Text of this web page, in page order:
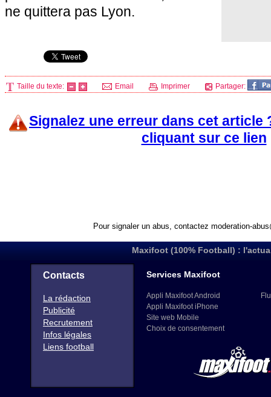
ne quittera pas Lyon.
Taille du texte: Email Imprimer Partager:
Signalez une erreur dans cet article
cliquant sur ce lien
Pour signaler un abus, contactez moderation-
Maxifoot (100% Football) :
Contacts
La rédaction
Publicité
Recrutement
Infos légales
Liens football
Services Maxifoot
Appli Maxifoot Android
Appli Maxifoot iPhone
Site web Mobile
Choix de consentement